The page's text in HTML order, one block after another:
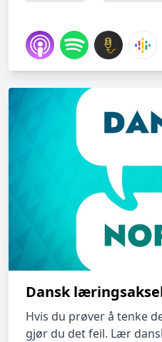
Dansk
Hvis du prøver å tenke
gjør du det feil. Lær